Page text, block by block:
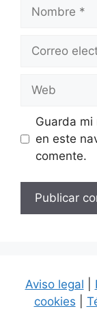
electrónico
Guarda
en este
comente.
Aviso legal
cookies